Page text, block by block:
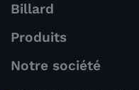
Billard
Produits
Notre société